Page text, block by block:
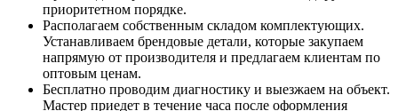
приоритетном порядке.
Располагаем собственным складом комплектующих.
Устанавливаем брендовые детали, которые закупаем
напрямую от производителя и предлагаем клиентам по
оптовым ценам.
Бесплатно проводим диагностику и выезжаем на объект.
Мастер приедет в течение часа после оформления